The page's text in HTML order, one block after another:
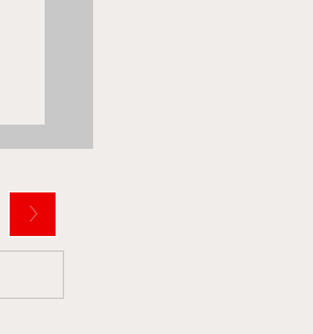
>